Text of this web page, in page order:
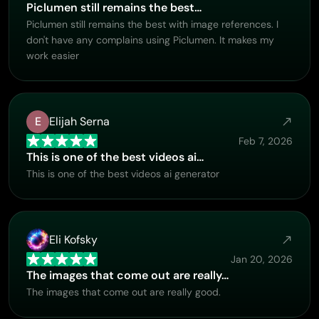
Piclumen still remains the best…
Piclumen still remains the best with image references. I
don't have any complains using Piclumen. It makes my
work easier
E Elijah Serna
Feb 7, 2026
This is one of the best videos ai…
This is one of the best videos ai generator
Eli Kofsky
Jan 20, 2026
The images that come out are really…
The images that come out are really good.